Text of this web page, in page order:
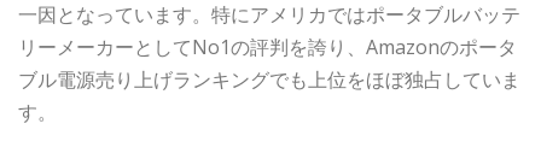
一因となっています。特にアメリカではポータブルバッテ
リーメーカーとしてNo1の評判を誇り、Amazonのポータ
ブル電源売り上げランキングでも上位をほぼ独占していま
す。